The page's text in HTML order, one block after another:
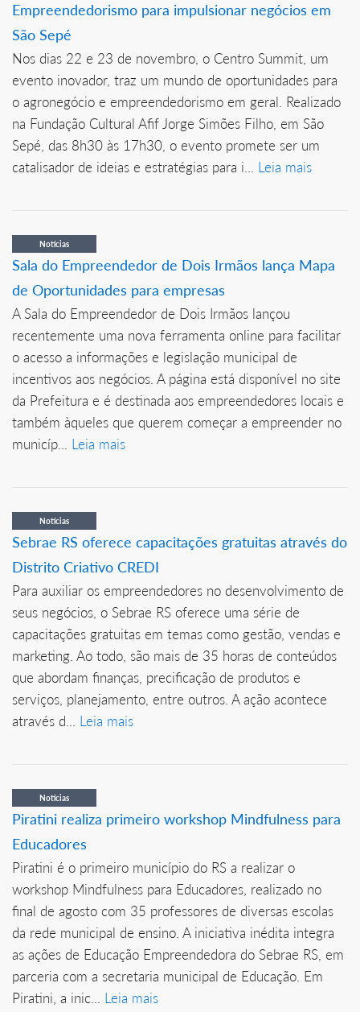
Empreendedorismo para impulsionar negócios em
São Sepé
Nos dias 22 e 23 de novembro, o Centro Summit, um
evento inovador, traz um mundo de oportunidades para
o agronegócio e empreendedorismo em geral. Realizado
na Fundação Cultural Afif Jorge Simões Filho, em São
Sepé, das 8h30 às 17h30, o evento promete ser um
catalisador de ideias e estratégias para i... Leia mais
Notícias
Sala do Empreendedor de Dois Irmãos lança Mapa
de Oportunidades para empresas
A Sala do Empreendedor de Dois Irmãos lançou
recentemente uma nova ferramenta online para facilitar
o acesso a informações e legislação municipal de
incentivos aos negócios. A página está disponível no site
da Prefeitura e é destinada aos empreendedores locais e
também àqueles que querem começar a empreender no
municíp... Leia mais
Notícias
Sebrae RS oferece capacitações gratuitas através do
Distrito Criativo CREDI
Para auxiliar os empreendedores no desenvolvimento de
seus negócios, o Sebrae RS oferece uma série de
capacitações gratuitas em temas como gestão, vendas e
marketing. Ao todo, são mais de 35 horas de conteúdos
que abordam finanças, precificação de produtos e
serviços, planejamento, entre outros. A ação acontece
através d... Leia mais
Notícias
Piratini realiza primeiro workshop Mindfulness para
Educadores
Piratini é o primeiro município do RS a realizar o
workshop Mindfulness para Educadores, realizado no
final de agosto com 35 professores de diversas escolas
da rede municipal de ensino. A iniciativa inédita integra
as ações de Educação Empreendedora do Sebrae RS, em
parceria com a secretaria municipal de Educação. Em
Piratini, a inic... Leia mais